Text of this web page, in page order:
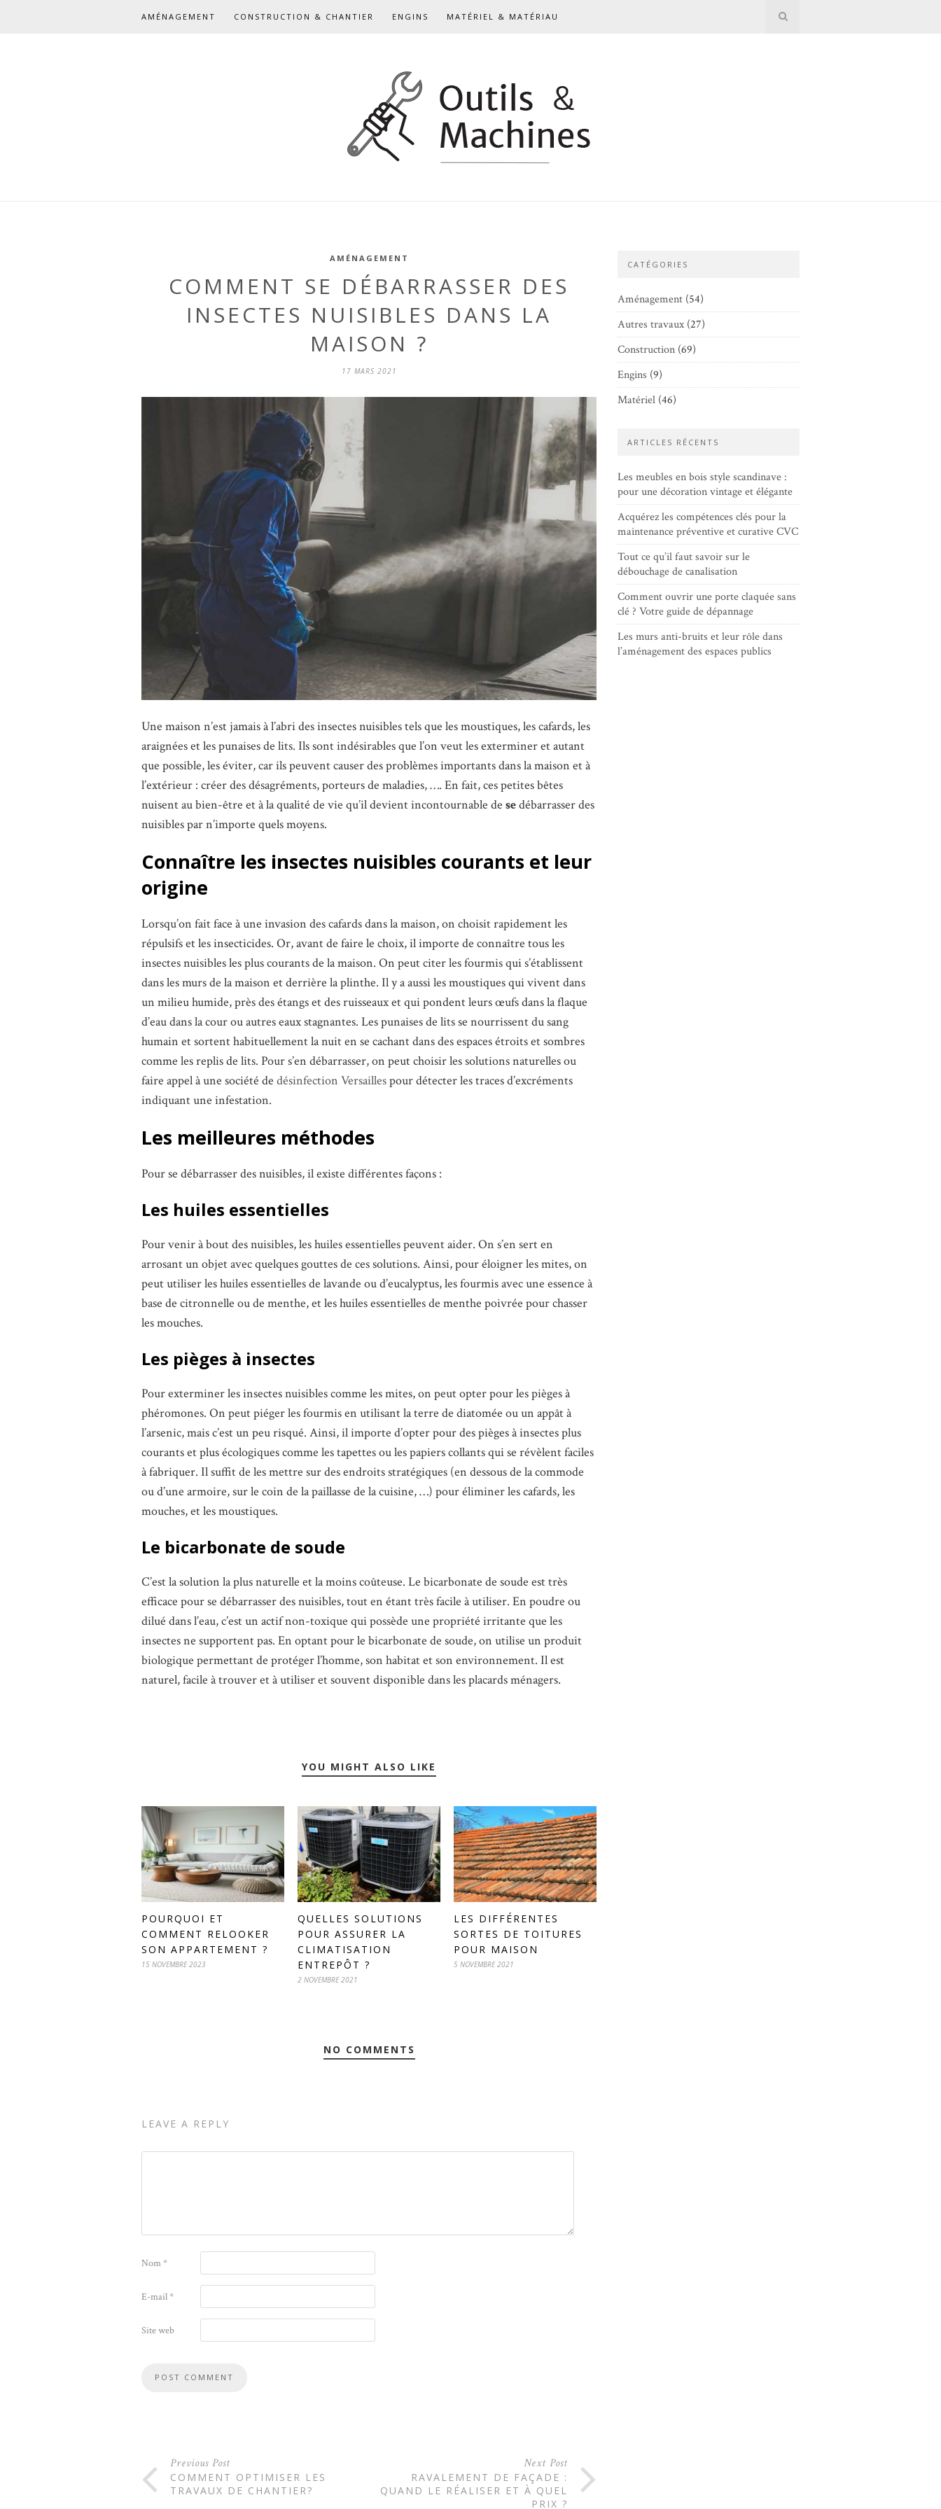
AMÉNAGEMENT CONSTRUCTION & CHANTIER ENGINS MATÉRIEL & MATÉRIAU
AMÉNAGEMENT
COMMENT SE DÉBARRASSER DES
INSECTES NUISIBLES DANS LA
MAISON ?
17 MARS 2021
Une maison n’est jamais à l’abri des insectes nuisibles tels que les moustiques, les cafards, les
araignées et les punaises de lits. Ils sont indésirables que l’on veut les exterminer et autant
que possible, les éviter, car ils peuvent causer des problèmes importants dans la maison et à
l’extérieur : créer des désagréments, porteurs de maladies, …. En fait, ces petites bêtes
nuisent au bien-être et à la qualité de vie qu’il devient incontournable de sedébarrasser des
nuisibles par n’importe quels moyens.
Connaître les insectes nuisibles courants et leur
origine
Lorsqu’on fait face à une invasion des cafards dans la maison, on choisit rapidement les
répulsifs et les insecticides. Or, avant de faire le choix, il importe de connaître tous les
insectes nuisibles les plus courants de la maison. On peut citer les fourmis qui s’établissent
dans les murs de la maison et derrière la plinthe. Il y a aussi les moustiques qui vivent dans
un milieu humide, près des étangs et des ruisseaux et qui pondent leurs œufs dans la flaque
d’eau dans la cour ou autres eaux stagnantes. Les punaises de lits se nourrissent du sang
humain et sortent habituellement la nuit en se cachant dans des espaces étroits et sombres
comme les replis de lits. Pour s’en débarrasser, on peut choisir les solutions naturelles ou
faire appel à une société de désinfection Versaillespour détecter les traces d’excréments
indiquant une infestation.
Les meilleures méthodes
Pour se débarrasser des nuisibles, il existe différentes façons :
Les huiles essentielles
Pour venir à bout des nuisibles, les huiles essentielles peuvent aider. On s’en sert en
arrosant un objet avec quelques gouttes de ces solutions. Ainsi, pour éloigner les mites, on
peut utiliser les huiles essentielles de lavande ou d’eucalyptus, les fourmis avec une essence à
base de citronnelle ou de menthe, et les huiles essentielles de menthe poivrée pour chasser
les mouches.
Les pièges à insectes
Pour exterminer les insectes nuisibles comme les mites, on peut opter pour les pièges à
phéromones. On peut piéger les fourmis en utilisant la terre de diatomée ou un appât à
l’arsenic, mais c’est un peu risqué. Ainsi, il importe d’opter pour des pièges à insectes plus
courants et plus écologiques comme les tapettes ou les papiers collants qui se révèlent faciles
à fabriquer. Il suffit de les mettre sur des endroits stratégiques (en dessous de la commode
ou d’une armoire, sur le coin de la paillasse de la cuisine, …) pour éliminer les cafards, les
mouches, et les moustiques.
Le bicarbonate de soude
C’est la solution la plus naturelle et la moins coûteuse. Le bicarbonate de soude est très
efficace pour se débarrasser des nuisibles, tout en étant très facile à utiliser. En poudre ou
dilué dans l’eau, c’est un actif non-toxique qui possède une propriété irritante que les
insectes ne supportent pas. En optant pour le bicarbonate de soude, on utilise un produit
biologique permettant de protéger l’homme, son habitat et son environnement. Il est
naturel, facile à trouver et à utiliser et souvent disponible dans les placards ménagers.
YOU MIGHT ALSO LIKE
POURQUOI ET
COMMENT RELOOKER
SON APPARTEMENT ?
15 NOVEMBRE 2023
QUELLES SOLUTIONS
POUR ASSURER LA
CLIMATISATION
ENTREPÔT ?
2 NOVEMBRE 2021
LES DIFFÉRENTES
SORTES DE TOITURES
POUR MAISON
5 NOVEMBRE 2021
NO COMMENTS
LEAVE A REPLY
Nom*
E-mail*
Site web
Previous Post
COMMENT OPTIMISER LES
TRAVAUX DE CHANTIER?
Next Post
RAVALEMENT DE FAÇADE :
QUAND LE RÉALISER ET À QUEL
PRIX ?
CATÉGORIES
Aménagement (54)
Autres travaux (27)
Construction (69)
Engins (9)
Matériel (46)
ARTICLES RÉCENTS
Les meubles en bois style scandinave :
pour une décoration vintage et élégante
Acquérez les compétences clés pour la
maintenance préventive et curative CVC
Tout ce qu’il faut savoir sur le
débouchage de canalisation
Comment ouvrir une porte claquée sans
clé ? Votre guide de dépannage
Les murs anti-bruits et leur rôle dans
l’aménagement des espaces publics